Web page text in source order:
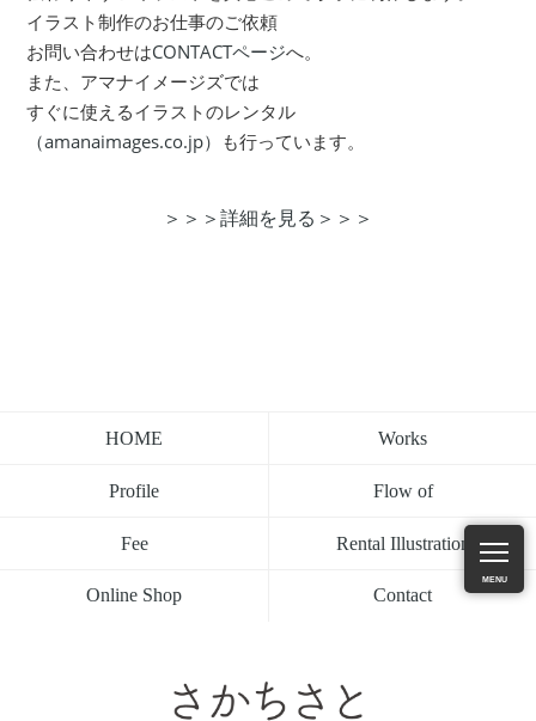
MENU
イラスト制作のお仕事のご依頼
お問い合わせはCONTACTページへ。
また、アマナイメージズでは
すぐに使えるイラストのレンタル
（amanaimages.co.jp） も行っています。
＞＞＞詳細を見る＞＞＞
HOME Works
Profile Flow of
Fee Rental Illustration
Online Shop Contact